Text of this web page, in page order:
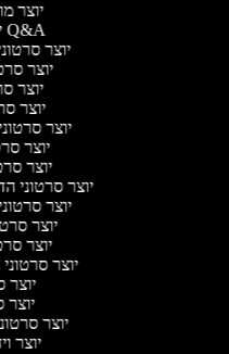
יוצר
יוצר סרטוני Q&A
יוצר
יוצר
יוצר
יוצר
יוצר
יוצר
יוצר
יוצר סרטוני
יוצר
יוצר
יוצר
יוצר
יוצר
יוצר
יוצר
יוצר